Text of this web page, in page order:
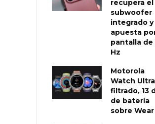
recupera el
subwoofer
integrado y
apuesta
pantalla de
Hz
Motorola
Watch Ultra
filtrado, 13
de batería
sobre Wear